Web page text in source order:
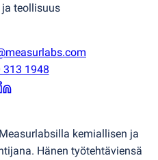
teollisuus
313 1948
kemiallisen ja
Hänen työtehtäviensä